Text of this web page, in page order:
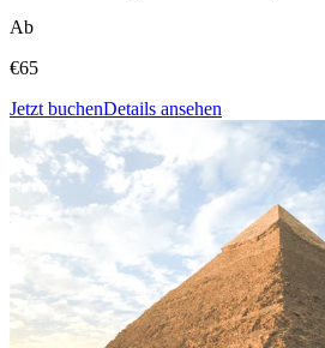
Ab
€65
Jetzt buchenDetails ansehen